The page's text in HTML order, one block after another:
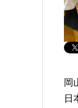
岡
日